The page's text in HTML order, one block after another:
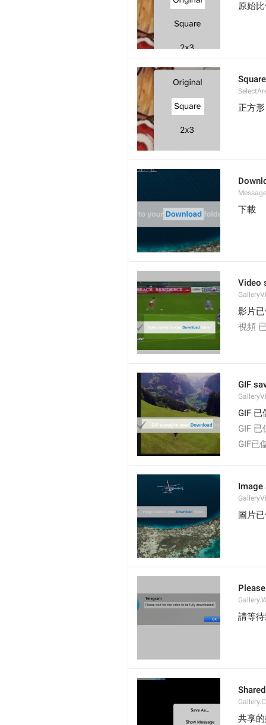
原始
Square
正方形
下載
Video
影片
視頻
GIF
GIF
GIF
GIF已
Image
圖片
請等
共享